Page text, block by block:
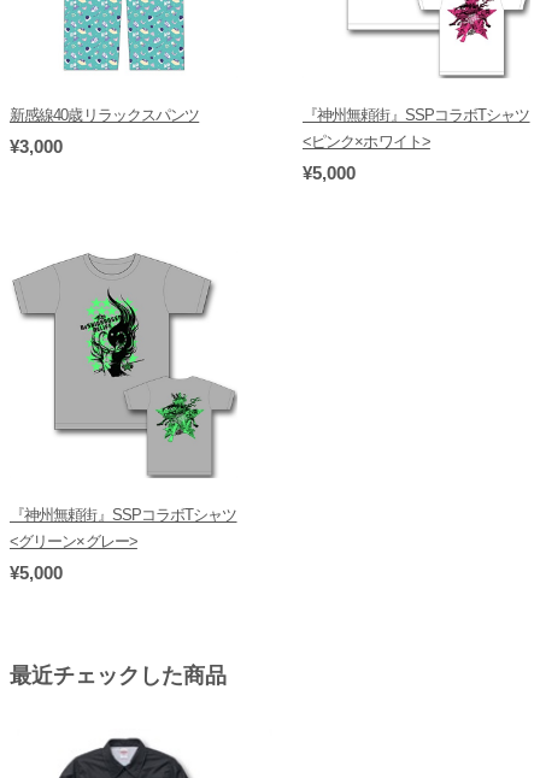
新感線40歳リラックスパンツ
¥3,000
『神州無頼街』SSPコラボTシャツ
<ピンク×ホワイト>
¥5,000
『神州無頼街』SSPコラボTシャツ
<グリーン×グレー>
¥5,000
最近チェックした商品